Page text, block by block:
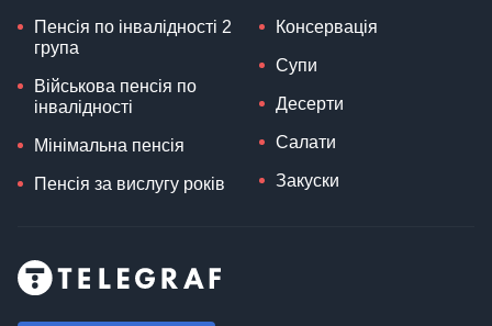
Пенсія по інвалідності 2
група
Військова пенсія по
інвалідності
Мінімальна пенсія
Пенсія за вислугу років
Консервація
Супи
Десерти
Салати
Закуски